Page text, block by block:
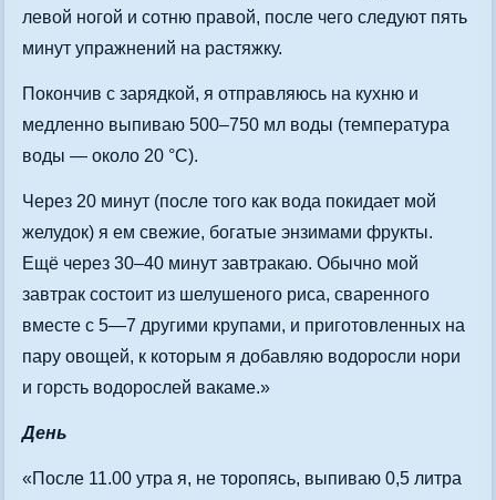
левой ногой и сотню правой, после чего следуют пять
минут упражнений на растяжку.
Покончив с зарядкой, я отправляюсь на кухню и
медленно выпиваю 500–750 мл воды (температура
воды — около 20 °C).
Через 20 минут (после того как вода покидает мой
желудок) я ем свежие, богатые энзимами фрукты.
Ещё через 30–40 минут завтракаю. Обычно мой
завтрак состоит из шелушеного риса, сваренного
вместе с 5—7 другими крупами, и приготовленных на
пару овощей, к которым я добавляю водоросли нори
и горсть водорослей вакаме.»
День
«После 11.00 утра я, не торопясь, выпиваю 0,5 литра